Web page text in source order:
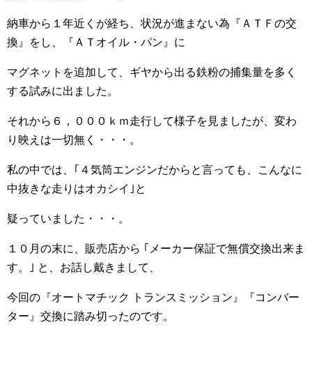
納車から１年近くが経ち、状況が進まない為『ＡＴＦの交
換』をし、『ＡＴオイル・パン』に
マグネットを追加して、ギヤから出る鉄粉の捕集量を多く
する試みに出ました。
それから６，０００ｋｍ走行して様子を見ましたが、変わ
り映えは一切無く・・・。
私の中では、｢４気筒エンジンだからと言っても、こんなに
中抜きな走りはオカシイ｣と
疑っていました・・・。
１０月の末に、販売店から ｢メーカー保証で無償交換出来ま
す。｣ と、お話し戴きまして、
今回の『オートマチック トランスミッション』『コンバー
ター』交換に踏み切ったのです。